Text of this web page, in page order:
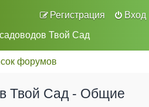
Вход
Регистрация
Твой Сад
форумов
Твой Сад - Общие